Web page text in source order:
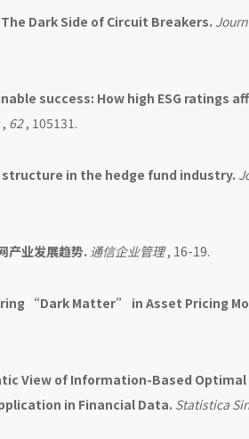
The Dark Side of Circuit Breakers.
success: How high ESG ratings
, 62, 105131.
structure in the hedge fund industry.
产业发展趋势. 通信企业管理, 16-19.
“Dark Matter” in Asset Pricing
View of Information-Based
in Financial Data. Statistica